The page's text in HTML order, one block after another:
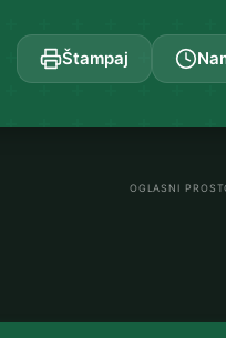
Štampaj
OGLASNI